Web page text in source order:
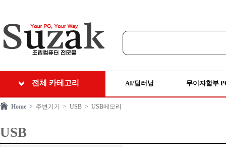
전체 카테고리 AI/딥러닝 무이자할부
Home > 주변기기 > USB > USB메모리
USB